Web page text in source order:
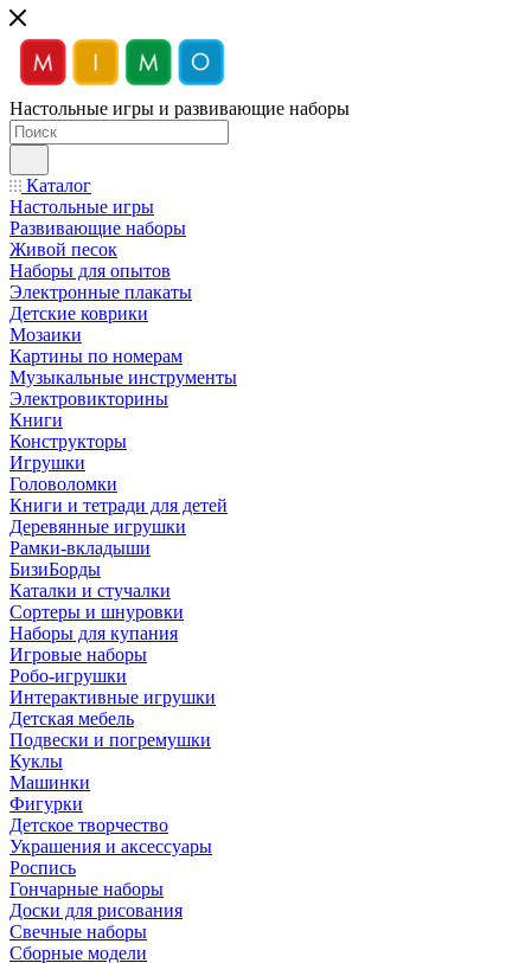
Настольные игры и развивающие наборы
Каталог
Настольные игры
Развивающие наборы
Живой песок
Наборы для опытов
Электронные плакаты
Детские коврики
Мозаики
Картины по номерам
Музыкальные инструменты
Электровикторины
Книги
Конструкторы
Игрушки
Головоломки
Книги и тетради для детей
Деревянные игрушки
Рамки-вкладыши
БизиБорды
Каталки и стучалки
Сортеры и шнуровки
Наборы для купания
Игровые наборы
Робо-игрушки
Интерактивные игрушки
Детская мебель
Подвески и погремушки
Куклы
Машинки
Фигурки
Детское творчество
Украшения и аксессуары
Роспись
Гончарные наборы
Доски для рисования
Свечные наборы
Сборные модели